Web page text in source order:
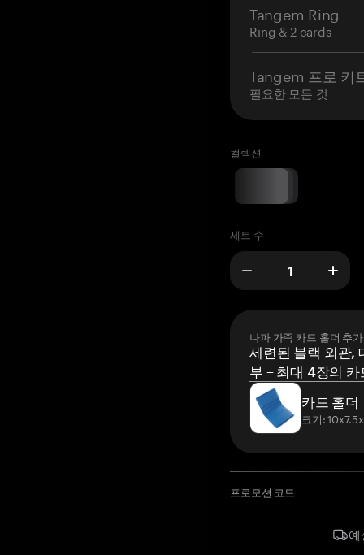
Tangem Ring
Ring & 2 cards
Tangem 프로 키
필요한 모든 것
컬렉션
세트 수
나파 가죽 카드 홀더 추가
세련된 블랙 외관,
부 – 최대 4장의
카드 홀더
크기:
프로모션 코드
예